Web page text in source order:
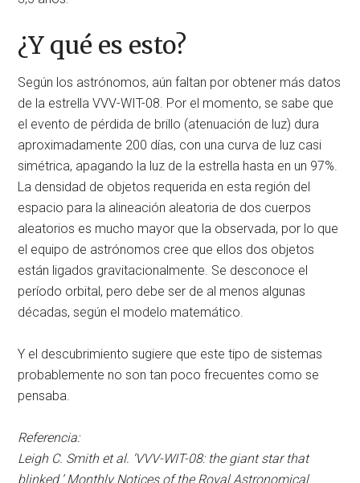
¿Y qué es esto?
Según los astrónomos, aún faltan por obtener más datos
de la estrella VVV-WIT-08. Por el momento, se sabe que
el evento de pérdida de brillo (atenuación de luz) dura
aproximadamente 200 días, con una curva de luz casi
simétrica, apagando la luz de la estrella hasta en un 97%.
La densidad de objetos requerida en esta región del
espacio para la alineación aleatoria de dos cuerpos
aleatorios es mucho mayor que la observada, por lo que
el equipo de astrónomos cree que ellos dos objetos
están ligados gravitacionalmente. Se desconoce el
período orbital, pero debe ser de al menos algunas
décadas, según el modelo matemático.
Y el descubrimiento sugiere que este tipo de sistemas
probablemente no son tan poco frecuentes como se
pensaba.
Referencia:
Leigh C. Smith et al. ‘VVV-WIT-08: the giant star that
blinked.’ Monthly Notices of the Royal Astronomical